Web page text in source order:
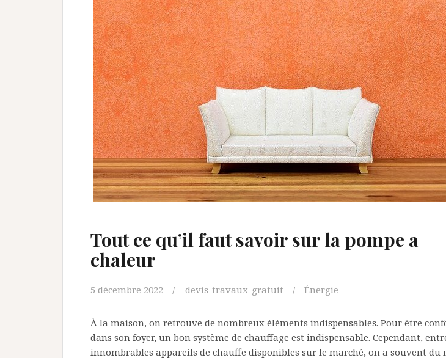
Tout ce qu’il faut savoir sur la pompe a
chaleur
5 décembre 2022 devis-travaux-gratuit Énergie
À la maison, on retrouve de nombreux éléments indispensables. Pour être
dans son foyer, un bon système de chauffage est indispensable. Cependant,
innombrables appareils de chauffe disponibles sur le marché, on a souvent du